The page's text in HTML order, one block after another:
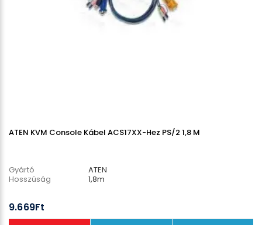
ATEN KVM Console Kábel ACS17XX-Hez PS/2 1,8 M
Gyártó
ATEN
Hosszúság
1,8m
9.669Ft